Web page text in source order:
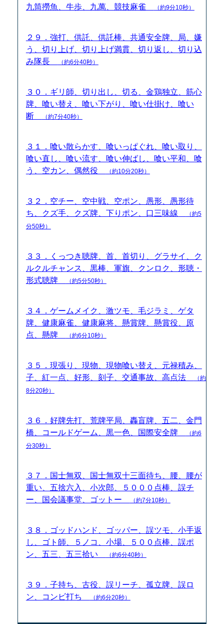
九筒撈魚、牛歩、九萬、競技麻雀
（約9分10秒）
２９．強打、供託、供託棒、共通安全牌、局、嫌
う、切り上げ、切り上げ満貫、切り返し、切り込
み隊長
（約6分40秒）
３０．ギリ師、切り出し、切る、金鶏独立、筋心
牌、喰い替え、喰い下がり、喰い仕掛け、喰い
断
（約7分40秒）
３１．喰い散らかす、喰いっぱぐれ、喰い取り、
喰い直し、喰い流す、喰い伸ばし、喰い平和、喰
う、空カン、偶然役
（約10分20秒）
３２．空チー、空中戦、空ポン、愚形、愚形待
ち、クズ手、クズ牌、下りポン、口三味線
（約5
分50秒）
３３．くっつき聴牌、首、首切り、グラサイ、ク
ルクルチャンス、黒棒、軍旗、クンロク、形聴・
形式聴牌
（約5分50秒）
３４．ゲームメイク、激ツモ、毛ジラミ、ゲタ
牌、健康麻雀、健康麻将、懸賞牌、懸賞役、原
点、懸牌
（約6分10秒）
３５．現張り、現物、現物喰い替え、元禄積み、
子、紅一点、好形、刻子、交通事故、高点法
（約
8分20秒）
３６．好牌先打、荒牌平局、轟盲牌、五二、金門
橋、コールドゲーム、黒一色、国際安全牌
（約6
分30秒）
３７．国士無双、国士無双十三面待ち、腰、腰が
重い、五捨六入、小次郎、５０００点棒、誤チ
ー、国会議事堂、ゴットー
（約7分10秒）
３８．ゴッドハンド、ゴッパー、誤ツモ、小手返
し、ゴト師、５ノコ、小場、５００点棒、誤ポ
ン、五三、五三拾い
（約6分40秒）
３９．子持ち、古役、誤リーチ、孤立牌、誤ロ
ン、コンビ打ち
（約6分20秒）